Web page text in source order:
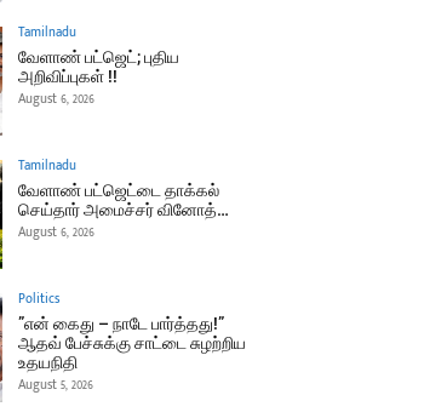
Tamilnadu
வேளாண் பட்ஜெட்; புதிய
அறிவிப்புகள் !!
August 6, 2026
Tamilnadu
வேளாண் பட்ஜெட்டை தாக்கல்
செய்தார் அமைச்சர் வினோத்…
August 6, 2026
Politics
”என் கைது – நாடே பார்த்தது!”
ஆதவ் பேச்சுக்கு சாட்டை சுழற்றிய
உதயநிதி
August 5, 2026